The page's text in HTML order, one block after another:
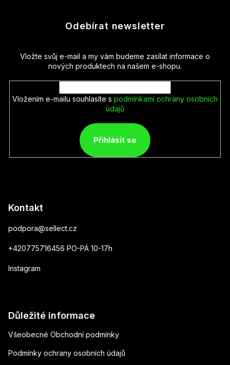
Odebírat newsletter
Vložte svůj e-mail a my vám budeme zasílat informace o
nových produktech na našem e-shopu.
Vložením e-mailu souhlasíte s podmínkami ochrany osobních
údajů
Přihlásit se
Kontakt
podpora@sellect.cz
+420775716456 PO-PÁ 10-17h
Instagram
Důležité informace
Všeobecné Obchodní podmínky
Podmínky ochrany osobních údajů